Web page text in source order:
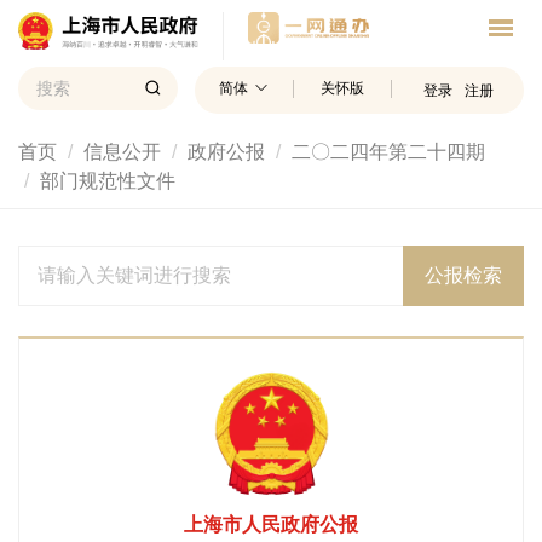
简体 关怀版 登录 注册
首页 信息公开 政府公报
二〇二四年第二十四期
部门规范性文件
公报检索
上海市人民政府公报